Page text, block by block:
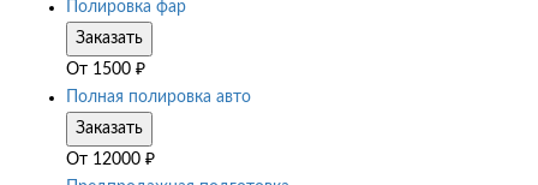
Полировка фар
Заказать
От 1500 ₽
Полная полировка авто
Заказать
От 12000 ₽